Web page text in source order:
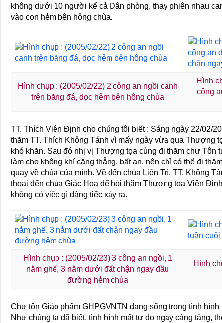
không dưới 10 người kể cả Dân phòng, thay phiên nhau
vào con hẻm bên hông chùa.
Hình chụp : (2005/02/22) 2 công an ngồi canh
trên băng đá, dọc hẻm bên hông chùa
Hình
công
TT. Thích Viên Định cho chúng tôi biết : Sáng ngày 22/02/
thăm TT. Thích Không Tánh vì mấy ngày vừa qua Thượng
khó khăn. Sau đó nhị vị Thượng tọa cùng đi thăm chư Tôn
làm cho không khí căng thẳng, bất an, nên chỉ có thể đi
quay về chùa của mình. Về đến chùa Liên Trì, TT. Không
thoại đến chùa Giác Hoa để hỏi thăm Thượng tọa Viên
không có việc gì đáng tiếc xảy ra.
Hình chụp : (2005/02/23) 3 công an ngồi, 1
nằm ghế, 3 nằm dưới đất chận ngay đầu
đường hẻm chùa
Hình
Chư tôn Giáo phẩm GHPGVNTN đang sống trong tình
Như chúng ta đã biết, tình hình mất tự do ngày càng tăng,